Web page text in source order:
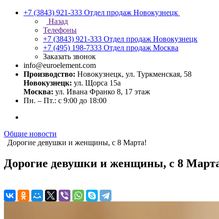
+7 (3843) 921-333 Отдел продаж Новокузнецк
Назад
Телефоны
+7 (3843) 921-333 Отдел продаж Новокузнецк
+7 (495) 198-7333 Отдел продаж Москва
Заказать звонок
info@euroelement.com
Производство: Новокузнецк, ул. Туркменская, 58
Новокузнецк: ул. Щорса 15а
Москва: ул. Ивана Франко 8, 17 этаж
Пн. – Пт.: с 9:00 до 18:00
Общие новости
Дорогие девушки и женщины, с 8 Марта!
Дорогие девушки и женщины, с 8